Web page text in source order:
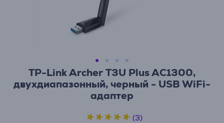
TP-Link Archer T3U Plus AC1300,
двухдиапазонный, черный - USB WiFi-
адаптер
(3)